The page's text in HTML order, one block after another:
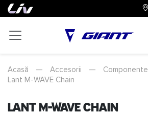
Acasă — Accesorii — Componente
Lant M-WAVE Chain
Lant M-WAVE Chain